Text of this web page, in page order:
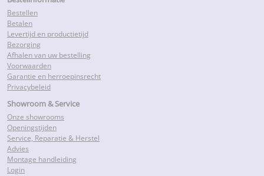
Bestellen
Betalen
Levertijd en productietijd
Bezorging
Afhalen van uw bestelling
Voorwaarden
Garantie en herroepinsrecht
Privacybeleid
Showroom & Service
Onze showrooms
Openingstijden
Service, Reparatie & Herstel
Advies
Montage handleiding
Login